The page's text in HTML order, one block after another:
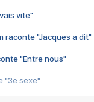
vite"
raconte "Jacques a dit"
"Entre nous"
"3e sexe"